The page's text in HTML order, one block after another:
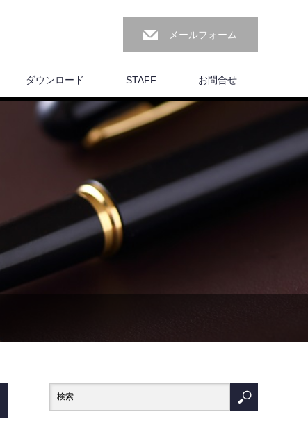
メールフォーム
ダウンロード STAFF お問合せ